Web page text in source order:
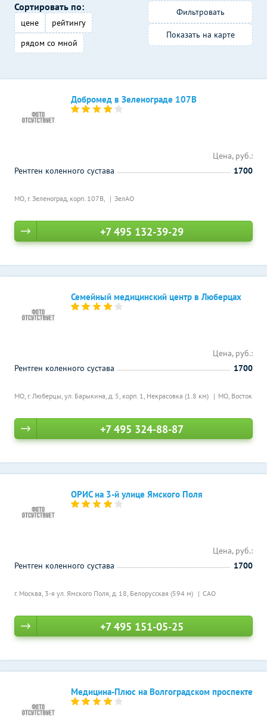
Сортировать по:
цене
рейтингу
рядом со мной
Фильтровать
Показать на карте
Добромед в Зеленограде 107В
МО, г. Зеленоград, корп. 107В, ЗелАО
Цена, руб.:
Рентген коленного сустава
1700
+7 495 132-39-29
Семейный медицинский центр в Люберцах
МО, г. Люберцы, ул. Барыкина, д. 5, корп. 1, Некрасовка (1.8 км) МО, Восток
Цена, руб.:
Рентген коленного сустава
1700
+7 495 324-88-87
ОРИС на 3-й улице Ямского Поля
г. Москва, 3-я ул. Ямского Поля, д. 18, Белорусская (594 м) САО
Цена, руб.:
Рентген коленного сустава
1700
+7 495 151-05-25
Медицина-Плюс на Волгоградском проспекте